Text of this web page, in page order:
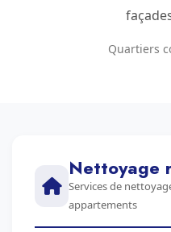
Quartiers
Nettoyage
Services de
appartements